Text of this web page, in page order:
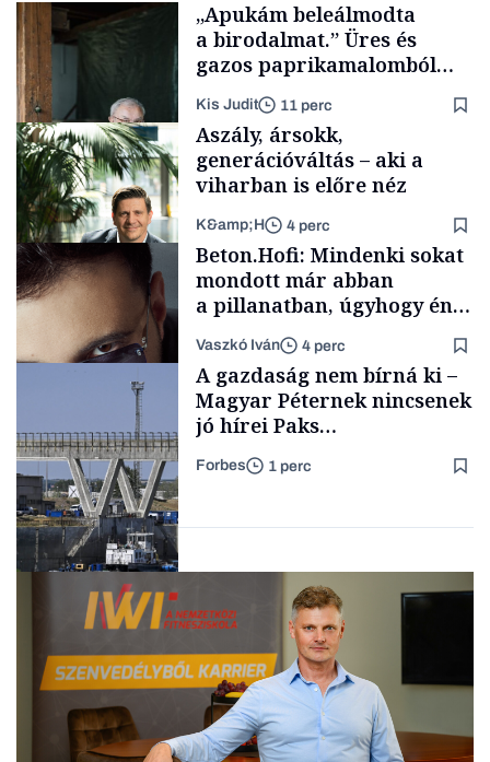
Családi
vállalkozások
„Apukám beleálmodta
a birodalmat.” Üres és
gazos paprikamalomból
lett az igazi családi
fűszersztori
Kis Judit 11 perc
TÁMOGATÓI
Aszály, ársokk,
generációváltás – aki a
viharban is előre néz
K&amp;H 4 perc
Forbes-sztori
Beton.Hofi: Mindenki sokat
mondott már abban
a pillanatban, úgyhogy én
a legsarkosabb
gondolataimat akartam
kimondani
Vaszkó Iván 4 perc
A gazdaság nem bírná ki –
Magyar Péternek nincsenek
jó hírei Paks
újraindításáról
Forbes 1 perc